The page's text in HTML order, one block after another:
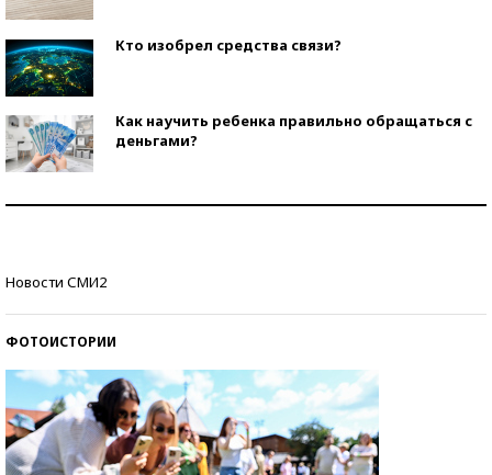
Кто изобрел средства связи?
Как научить ребенка правильно обращаться с
деньгами?
Новости СМИ2
ФОТОИСТОРИИ